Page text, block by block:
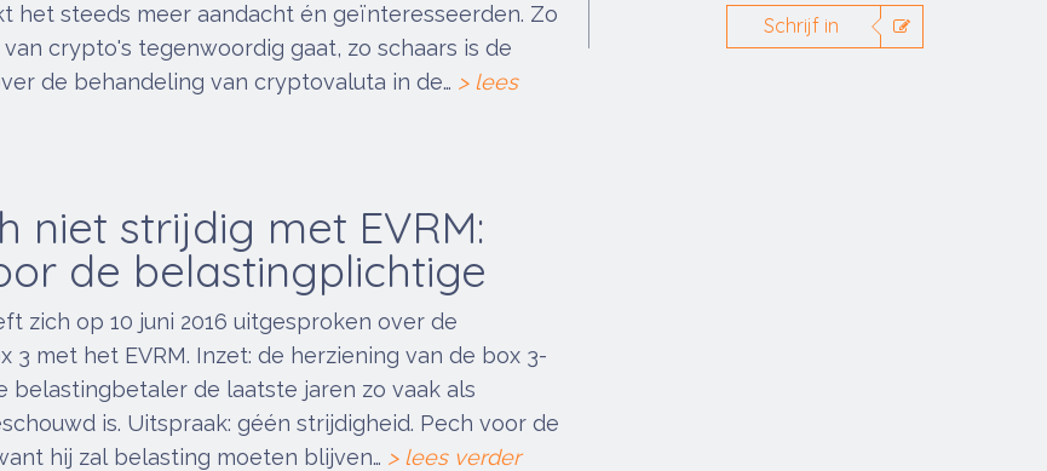
het steeds meer aandacht én geïnteresseerden. Zo
crypto's tegenwoordig gaat, zo schaars is de
de behandeling van cryptovaluta in de… > lees
niet strijdig met EVRM:
de belastingplichtige
zich op 10 juni 2016 uitgesproken over de
3 met het EVRM. Inzet: de herziening van de box 3-
belastingbetaler de laatste jaren zo vaak als
is. Uitspraak: géén strijdigheid. Pech voor de
hij zal belasting moeten blijven… > lees verder
Schrijf in